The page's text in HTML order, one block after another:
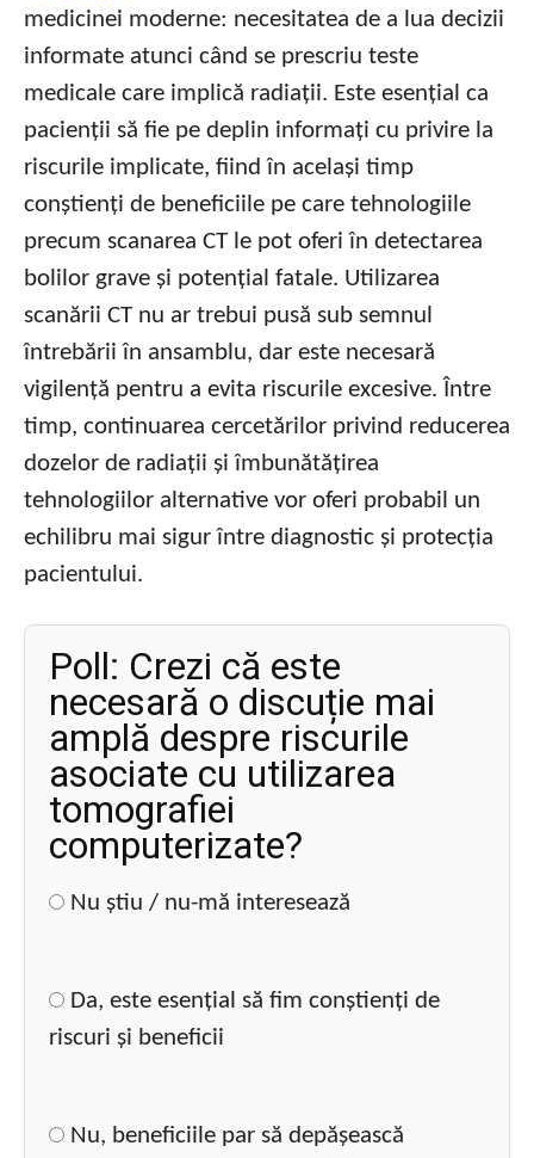
medicinei moderne: necesitatea de a lua decizii
informate atunci când se prescriu teste
medicale care implică radiații. Este esențial ca
pacienții să fie pe deplin informați cu privire la
riscurile implicate, fiind în același timp
conștienți de beneficiile pe care tehnologiile
precum scanarea CT le pot oferi în detectarea
bolilor grave și potențial fatale. Utilizarea
scanării CT nu ar trebui pusă sub semnul
întrebării în ansamblu, dar este necesară
vigilență pentru a evita riscurile excesive. Între
timp, continuarea cercetărilor privind reducerea
dozelor de radiații și îmbunătățirea
tehnologiilor alternative vor oferi probabil un
echilibru mai sigur între diagnostic și protecția
pacientului.
Poll: Crezi că este
necesară o discuție mai
amplă despre riscurile
asociate cu utilizarea
tomografiei
computerizate?
Nu știu / nu-mă interesează
Da, este esențial să fim conștienți de
riscuri și beneficii
Nu, beneficiile par să depășească